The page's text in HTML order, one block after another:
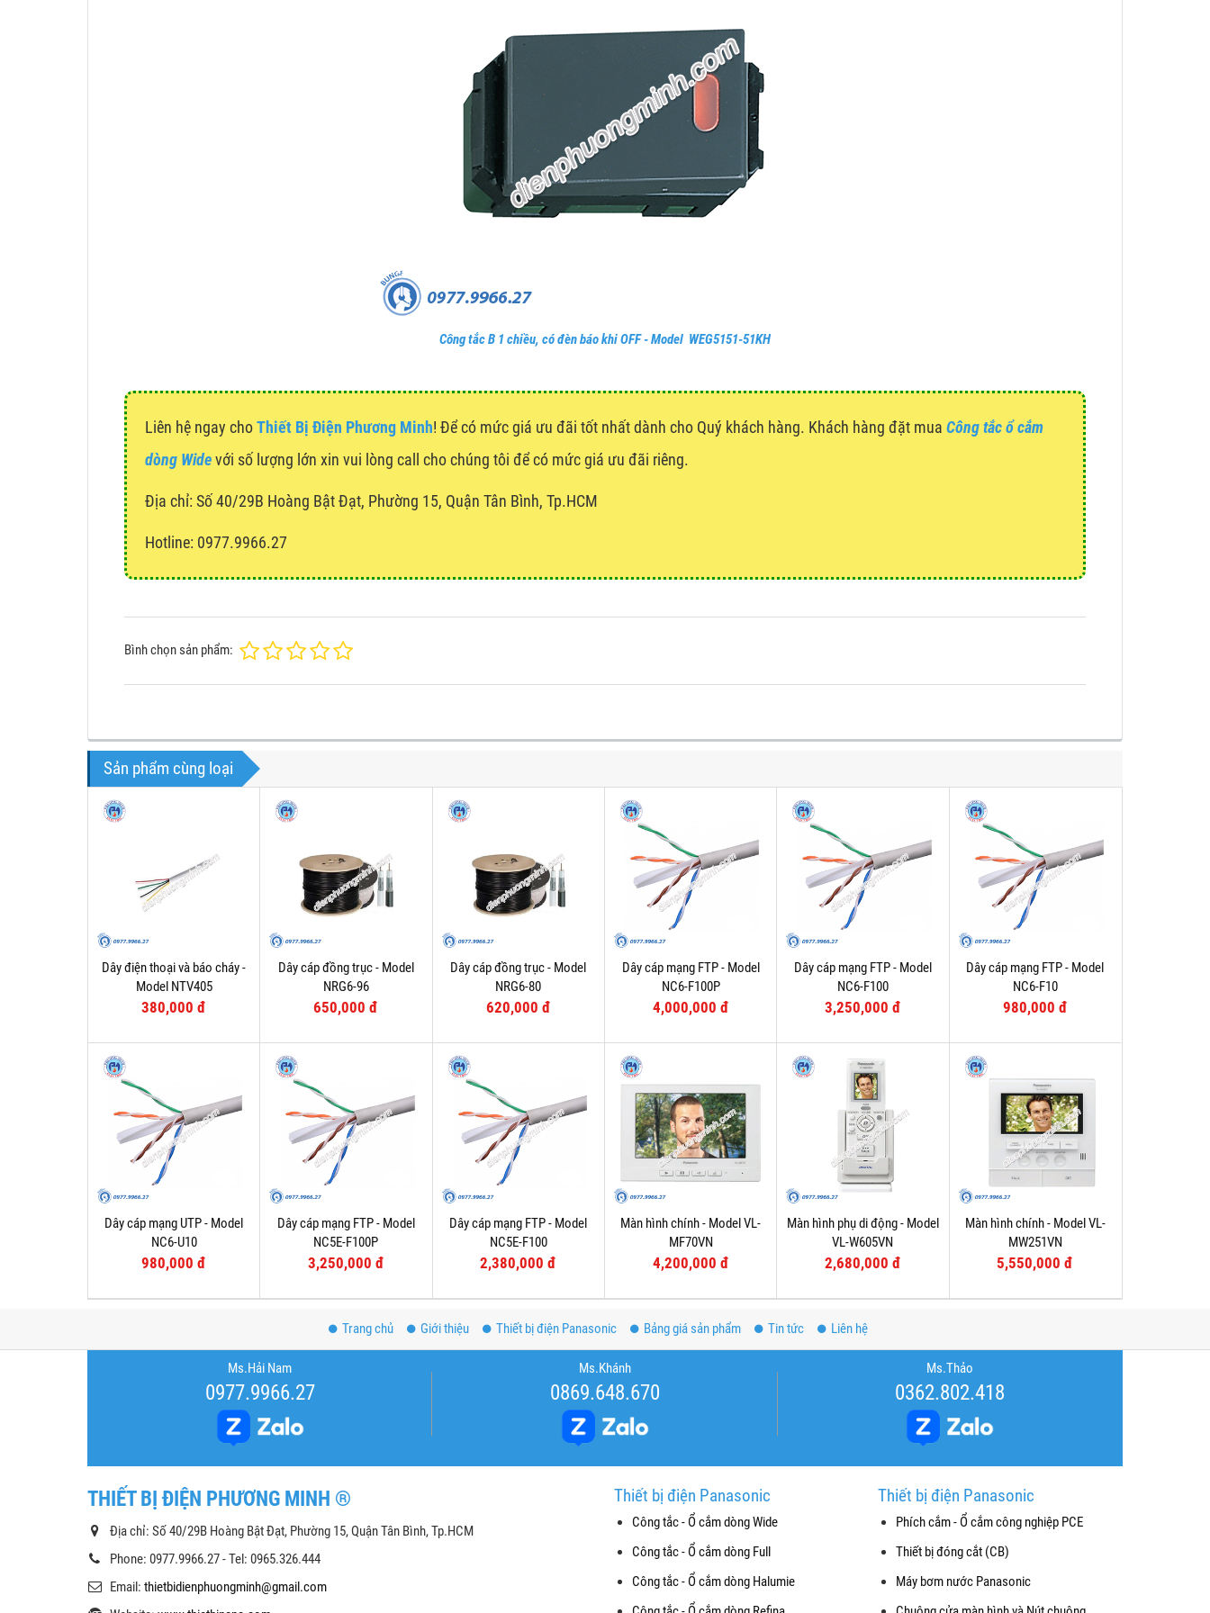
Công tắc B 1 chiều, có đèn báo khi OFF - Model WEG5151-51KH
Liên hệ ngay choThiết Bị Điện Phương Minh! Để có mức giá ưu đãi tốt nhất dành cho Quý khách hàng. Khách hàng đặt mua Công tắc ổ cắm
dòng Widevới số lượng lớn xin vui lòng call cho chúng tôi để có mức giá ưu đãi riêng.
Địa chỉ: Số 40/29B Hoàng Bật Đạt, Phường 15, Quận Tân Bình, Tp.HCM
Hotline: 0977.9966.27
Bình chọn sản phẩm:
Sản phẩm cùng loại
Dây điện thoại và báo cháy -
Model NTV405
380,000 đ
Dây cáp đồng trục - Model
NRG6-96
650,000 đ
Dây cáp đồng trục - Model
NRG6-80
620,000 đ
Dây cáp mạng FTP - Model
NC6-F100P
4,000,000 đ
Dây cáp mạng FTP - Model
NC6-F100
3,250,000 đ
Dây cáp mạng FTP - Model
NC6-F10
980,000 đ
Dây cáp mạng UTP - Model
NC6-U10
980,000 đ
Dây cáp mạng FTP - Model
NC5E-F100P
3,250,000 đ
Dây cáp mạng FTP - Model
NC5E-F100
2,380,000 đ
Màn hình chính - Model VL-
MF70VN
4,200,000 đ
Màn hình phụ di động - Model
VL-W605VN
2,680,000 đ
Màn hình chính - Model VL-
MW251VN
5,550,000 đ
Trang chủ Giới thiệu Thiết bị điện Panasonic Bảng giá sản phẩm Tin tức Liên hệ
Ms.Hải Nam
0977.9966.27
Ms.Khánh
0869.648.670
Ms.Thảo
0362.802.418
THIẾT BỊ ĐIỆN PHƯƠNG MINH ®
Địa chỉ: Số 40/29B Hoàng Bật Đạt, Phường 15, Quận Tân Bình, Tp.HCM
Phone: 0977.9966.27 - Tel: 0965.326.444
Email: thietbidienphuongminh@gmail.com
Thiết bị điện Panasonic
Công tắc - Ổ cắm dòng Wide
Công tắc - Ổ cắm dòng Full
Công tắc - Ổ cắm dòng Halumie
Thiết bị điện Panasonic
Phích cắm - Ổ cắm công nghiệp PCE
Thiết bị đóng cắt (CB)
Máy bơm nước Panasonic